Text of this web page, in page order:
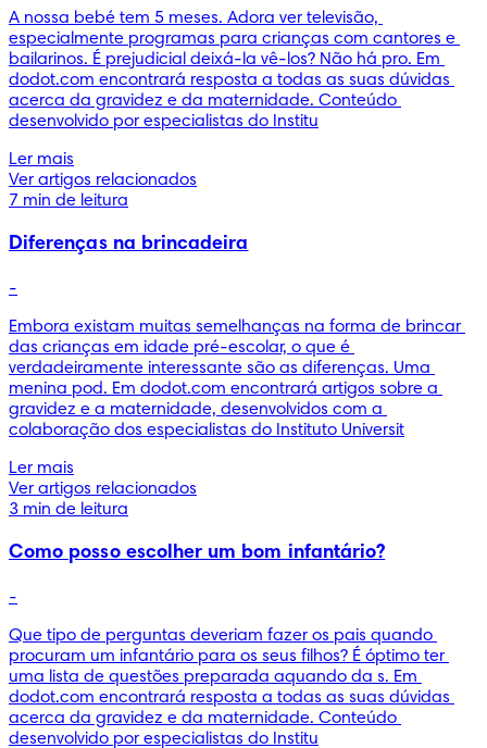
A nossa bebé tem 5 meses. Adora ver televisão,
especialmente programas para crianças com cantores e
bailarinos. É prejudicial deixá-la vê-los? Não há pro. Em
dodot.com encontrará resposta a todas as suas dúvidas
acerca da gravidez e da maternidade. Conteúdo
desenvolvido por especialistas do Institu
Ler mais
Ver artigos relacionados
7 min de leitura
Diferenças na brincadeira
-
Embora existam muitas semelhanças na forma de brincar
das crianças em idade pré-escolar, o que é
verdadeiramente interessante são as diferenças. Uma
menina pod. Em dodot.com encontrará artigos sobre a
gravidez e a maternidade, desenvolvidos com a
colaboração dos especialistas do Instituto Universit
Ler mais
Ver artigos relacionados
3 min de leitura
Como posso escolher um bom infantário?
-
Que tipo de perguntas deveriam fazer os pais quando
procuram um infantário para os seus filhos? É óptimo ter
uma lista de questões preparada aquando da s. Em
dodot.com encontrará resposta a todas as suas dúvidas
acerca da gravidez e da maternidade. Conteúdo
desenvolvido por especialistas do Institu